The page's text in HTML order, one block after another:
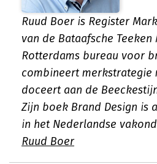
Ruud Boer is Register
van de Bataafsche
Rotterdams bureau voor
combineert merkstrategie
doceert aan de
Zijn boek Brand Design is
in het Nederlandse
Ruud Boer